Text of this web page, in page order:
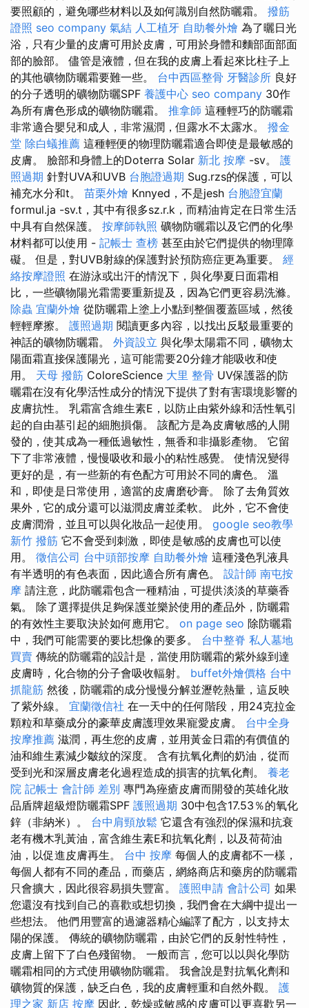
要照顧的，避免哪些材料以及如何識別自然防曬霜。 撥筋
證照 seo company 氣結 人工植牙 自助餐外燴 為了曬日光
浴，只有少量的皮膚可用於皮膚，可用於身體和麵部面部面
部的臉部。 儘管是液體，但在我的皮膚上看起來比柱子上
的其他礦物防曬霜要難一些。 台中西區整骨 牙醫診所 良好
的分子透明的礦物防曬SPF 養護中心 seo company 30作
為所有膚色形成的礦物防曬霜。 推拿師 這種輕巧的防曬霜
非常適合嬰兒和成人，非常濕潤，但露水不太露水。 撥金
堂 除白蟻推薦 這種輕便的物理防曬霜適合即使是最敏感的
皮膚。 臉部和身體上的Doterra Solar 新北 按摩 -sv。 護
照過期 針對UVA和UVB 台胞證過期 Sug.rzs的保護，可以
補充水分和t。 苗栗外燴 Knnyed，不是jesh 台胞證宜蘭
formul.ja -sv.t，其中有很多sz.r.k，而精油肯定在日常生活
中具有自然保護。 按摩師執照 礦物防曬霜以及它們的化學
材料都可以使用 - 記帳士 查榜 甚至由於它們提供的物理障
礙。 但是，對UVB射線的保護對於預防癌症更為重要。 經
絡按摩證照 在游泳或出汗的情況下，與化學夏日面霜相
比，一些礦物陽光霜需要重新提及，因為它們更容易洗滌。
除蟲 宜蘭外燴 從防曬霜上塗上小點到整個覆蓋區域，然後
輕輕摩擦。 護照過期 閱讀更多內容，以找出反駁最重要的
神話的礦物防曬霜。 外資設立 與化學太陽霜不同，礦物太
陽面霜直接保護陽光，這可能需要20分鐘才能吸收和使
用。 天母 撥筋 ColoreScience 大里 整骨 UV保護器的防
曬霜在沒有化學活性成分的情況下提供了對有害環境影響的
皮膚抗性。 乳霜富含維生素E，以防止由紫外線和活性氧引
起的自由基引起的細胞損傷。 該配方是為皮膚敏感的人開
發的，使其成為一種低過敏性，無香和非攝影產物。 它留
下了非常液體，慢慢吸收和最小的粘性感覺。 使情況變得
更好的是，有一些新的有色配方可用於不同的膚色。 溫
和，即使是日常使用，適當的皮膚磨砂膏。 除了去角質效
果外，它的成分還可以滋潤皮膚並柔軟。 此外，它不會使
皮膚潤滑，並且可以與化妝品一起使用。 google seo教學
新竹 撥筋 它不會受到刺激，即使是敏感的皮膚也可以使
用。 徵信公司 台中頭部按摩 自助餐外燴 這種淺色乳液具
有半透明的有色表面，因此適合所有膚色。 設計師 南屯按
摩 請注意，此防曬霜包含一種精油，可提供淡淡的草藥香
氣。 除了選擇提供足夠保護並樂於使用的產品外，防曬霜
的有效性主要取決於如何應用它。 on page seo 除防曬霜
中，我們可能需要的要比想像的要多。 台中整脊 私人墓地
買賣 傳統的防曬霜的設計是，當使用防曬霜的紫外線到達
皮膚時，化合物的分子會吸收輻射。 buffet外燴價格 台中
抓龍筋 然後，防曬霜的成分慢慢分解並瀝乾熱量，這反映
了紫外線。 宜蘭徵信社 在一天中的任何階段，用24克拉金
顆粒和草藥成分的豪華皮膚護理效果寵愛皮膚。 台中全身
按摩推薦 滋潤，再生您的皮膚，並用黃金日霜的有價值的
油和維生素減少皺紋的深度。 含有抗氧化劑的奶油，從而
受到光和深層皮膚老化過程造成的損害的抗氧化劑。 養老
院 記帳士 會計師 差別 專門為痤瘡皮膚而開發的英雄化妝
品盾牌超級燈防曬霜SPF 護照過期 30中包含17.53％的氧化
鋅（非納米）。 台中肩頸放鬆 它還含有強烈的保濕和抗衰
老有機木乳黃油，富含維生素E和抗氧化劑，以及荷荷油
油，以促進皮膚再生。 台中 按摩 每個人的皮膚都不一樣，
每個人都有不同的產品，而藥店，網絡商店和藥房的防曬霜
只會擴大，因此很容易損失豐富。 護照申請 會計公司 如果
您還沒有找到自己的喜歡或想切換，我們會在大綱中提出一
些想法。 他們用豐富的過濾器精心編譯了配方，以支持太
陽的保護。 傳統的礦物防曬霜，由於它們的反射性特性，
皮膚上留下了白色殘留物。 一般而言，您可以以與化學防
曬霜相同的方式使用礦物防曬霜。 我會說是對抗氧化劑和
礦物質的保護，缺乏白色，我的皮膚輕重和自然外觀。 護
理之家 新店 按摩 因此，乾燥或敏感的皮膚可以更喜歡另一